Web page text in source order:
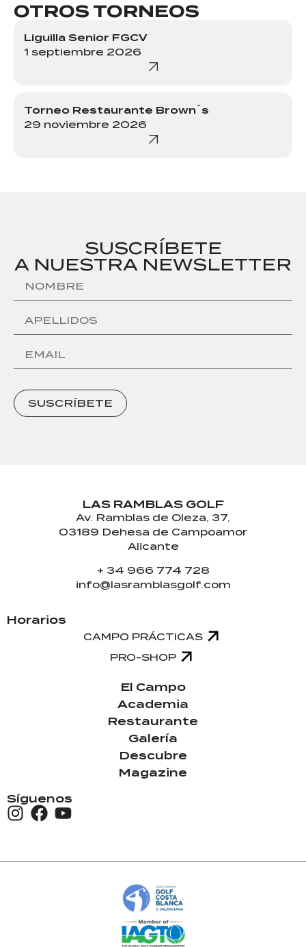
OTROS TORNEOS
Liguilla Senior FGCV
1 septiembre 2026
Torneo Restaurante Brown´s
29 noviembre 2026
SUSCRÍBETE
A NUESTRA NEWSLETTER
SUSCRÍBETE
LAS RAMBLAS GOLF
Av. Ramblas de Oleza, 37,
03189 Dehesa de Campoamor
Alicante
+ 34 966 774 728
info@lasramblasgolf.com
Horarios
CAMPO PRÁCTICAS
PRO-SHOP
El Campo
Academia
Restaurante
Galería
Descubre
Magazine
Síguenos